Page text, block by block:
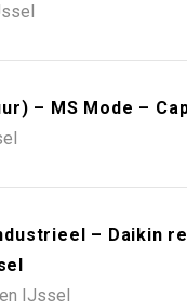
– MS Mode –
– Daikin
IJssel